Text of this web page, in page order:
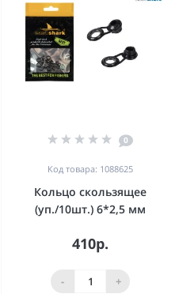
0
Код товара: 1088625
Кольцо скользящее
(уп./10шт.) 6*2,5 мм
410р.
- +